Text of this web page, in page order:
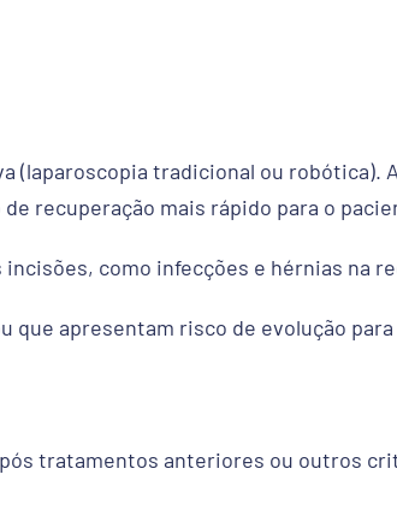
(laparoscopia tradicional ou robótica).
recuperação mais rápido para o
como infecções e hérnias na
que apresentam risco de evolução
tratamentos anteriores ou outros